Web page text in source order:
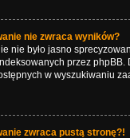
nie zwraca wyników?
nie było jasno
przez phpBB.
w wyszukiwaniu
zwraca pustą stronę?!